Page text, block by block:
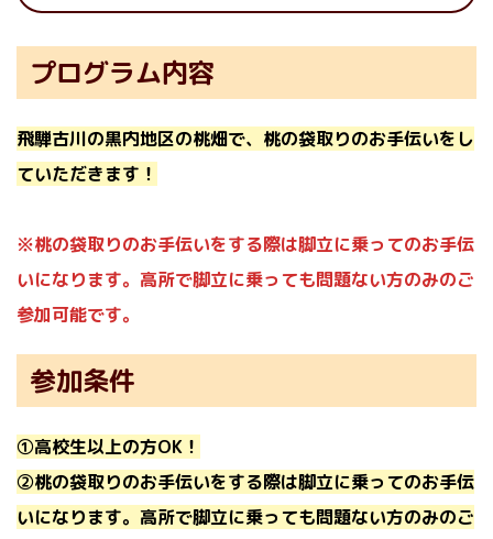
プログラム内容
飛騨古川の黒内地区の桃畑で、桃の袋取りのお手伝いをし
ていただきます！
※桃の袋取りのお手伝いをする際は脚立に乗ってのお手伝
いになります。高所で脚立に乗っても問題ない方のみのご
参加可能です。
参加条件
①高校生以上の方OK！
②桃の袋取りのお手伝いをする際は脚立に乗ってのお手伝
いになります。高所で脚立に乗っても問題ない方のみのご